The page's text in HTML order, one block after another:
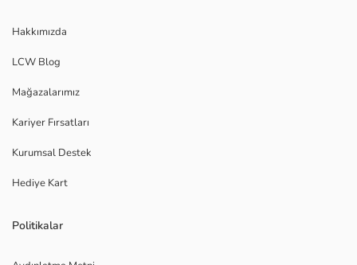
Hakkımızda
LCW Blog
Mağazalarımız
Kariyer Fırsatları
Kurumsal Destek
Hediye Kart
Politikalar